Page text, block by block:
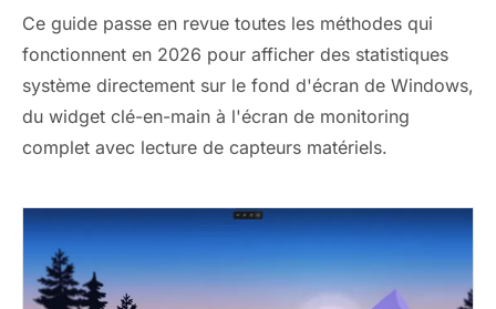
Ce guide passe en revue toutes les méthodes qui
fonctionnent en 2026 pour afficher des statistiques
système directement sur le fond d'écran de Windows,
du widget clé-en-main à l'écran de monitoring
complet avec lecture de capteurs matériels.